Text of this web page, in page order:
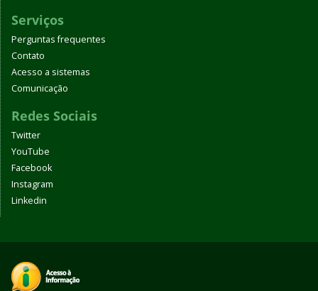
Serviços
Perguntas frequentes
Contato
Acesso a sistemas
Comunicação
Redes Sociais
Twitter
YouTube
Facebook
Instagram
Linkedin